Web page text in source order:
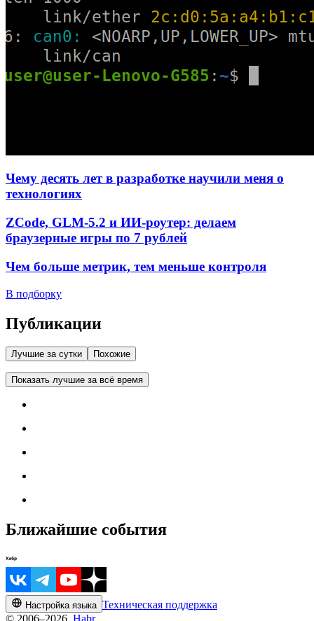
Чему десять лет в разработке научили меня о
технологиях
ZCode, GLM-5.2 и ИИ-роутер: делаем
браузерные игры по 7 рублей
Чем больше метрик, тем меньше контроля
В подборку
Публикации
Лучшие за сутки Похожие
Показать лучшие за всё время
Ближайшие события
Настройка языка Техническая поддержка